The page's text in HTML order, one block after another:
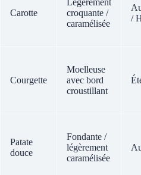
Carotte
Légèrement
croquante /
caramélisée
/
Courgette
Moelleuse
avec bord
croustillant
Patate
douce
Fondante /
légèrement
caramélisée